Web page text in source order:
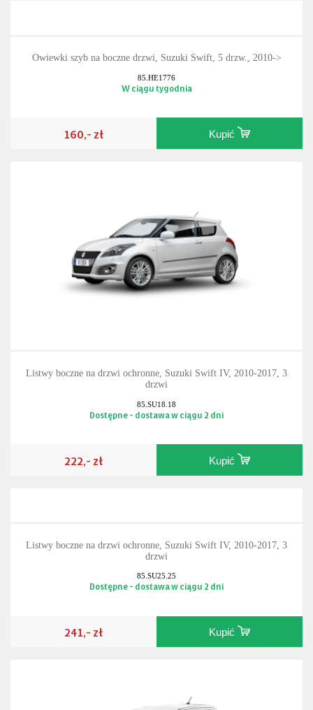
Owiewki szyb na boczne drzwi, Suzuki Swift, 5 drzw., 2010->
85.HE1776
W ciągu tygodnia
160,- zł Kupić
Listwy boczne na drzwi ochronne, Suzuki Swift IV, 2010-2017, 3
drzwi
85.SU18.18
Dostępne - dostawa w ciągu 2 dni
222,- zł Kupić
Listwy boczne na drzwi ochronne, Suzuki Swift IV, 2010-2017, 3
drzwi
85.SU25.25
Dostępne - dostawa w ciągu 2 dni
241,- zł Kupić